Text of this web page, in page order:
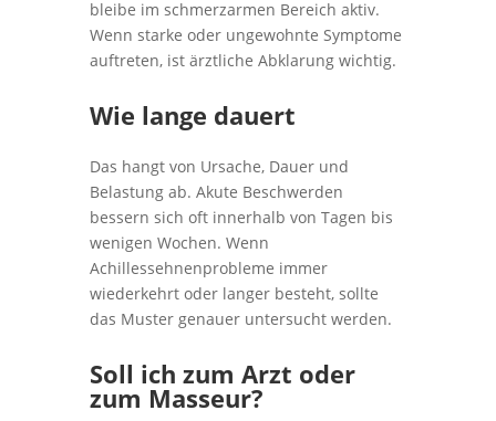
bleibe im schmerzarmen Bereich aktiv.
Wenn starke oder ungewohnte Symptome
auftreten, ist ärztliche Abklarung wichtig.
Wie lange dauert
Das hangt von Ursache, Dauer und
Belastung ab. Akute Beschwerden
bessern sich oft innerhalb von Tagen bis
wenigen Wochen. Wenn
Achillessehnenprobleme immer
wiederkehrt oder langer besteht, sollte
das Muster genauer untersucht werden.
Soll ich zum Arzt oder
zum Masseur?